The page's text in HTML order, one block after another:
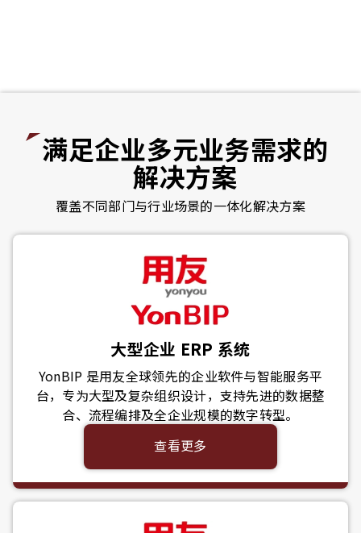
满足企业多元业务需求的
解决方案
覆盖不同部门与行业场景的一体化解决方案
大型企业 ERP 系统
YonBIP 是用友全球领先的企业软件与智能服务平
台，专为大型及复杂组织设计，支持先进的数据整
合、流程编排及全企业规模的数字转型。
查看更多